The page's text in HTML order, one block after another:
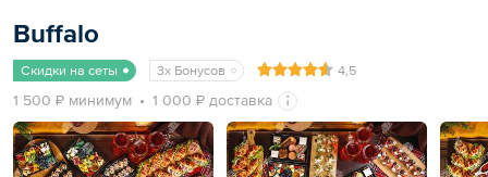
Buffalo
Скидки на сеты 3x Бонусов 4,5
1 500 ₽ минимум 1 000 ₽ доставка